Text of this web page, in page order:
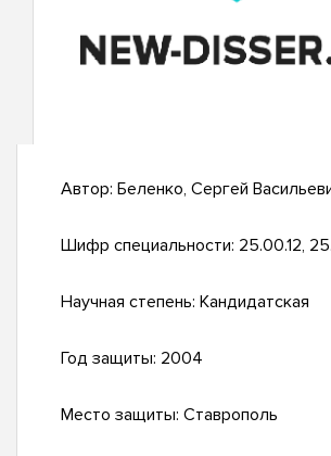
Автор: Беленко, Сергей
Шифр специальности: 25.00.12,
Научная степень: Кандидатская
Год защиты: 2004
Место защиты: Ставрополь